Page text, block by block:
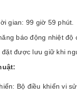
gian: 99 giờ 59 phút.
báo động nhiệt độ
đặt được lưu giữ khi
Bộ điều khiển vi